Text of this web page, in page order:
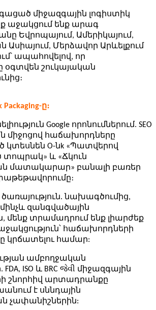
միջազգային լոգիստիկ
աջակցում ենք արագ
Եվրոպայում, Ամերիկայում,
Ասիայում, Մերձավոր Արևելքում
ապահովելով, որ
օգտվեն շուկայական
ը։
Google որոնումներում. SEO
միջոցով հաճախորդները
O-նk «Պատվերով
և «Ճկուն
մատակարար» բանալի բառեր
նախագծումից,
զանգվածային
մենք տրամադրում ենք լիարժեք
հաճախորդների
կրճատելու համար:
ամբողջական
ISO և BRC જેવી միջազգային
շնորհիվ արտադրանքը
է սննդային
չափանիշներին: